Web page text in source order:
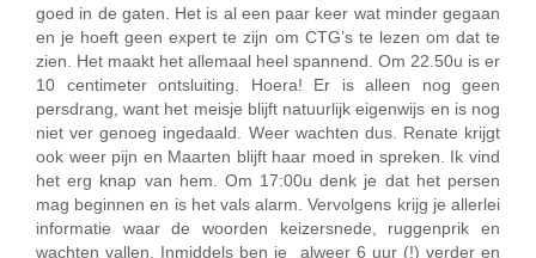
goed in de gaten. Het is al een paar keer wat minder gegaan
en je hoeft geen expert te zijn om CTG’s te lezen om dat te
zien. Het maakt het allemaal heel spannend. Om 22.50u is er
10 centimeter ontsluiting. Hoera! Er is alleen nog geen
persdrang, want het meisje blijft natuurlijk eigenwijs en is nog
niet ver genoeg ingedaald. Weer wachten dus. Renate krijgt
ook weer pijn en Maarten blijft haar moed in spreken. Ik vind
het erg knap van hem. Om 17:00u denk je dat het persen
mag beginnen en is het vals alarm. Vervolgens krijg je allerlei
informatie waar de woorden keizersnede, ruggenprik en
wachten vallen. Inmiddels ben je alweer 6 uur (!) verder en